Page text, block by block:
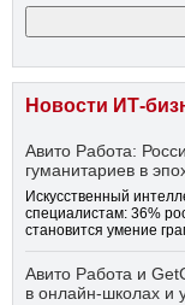
Новости ИТ-
Авито Работа:
гуманитариев в
Искусственный
специалистам: 36%
становится умение
Авито Работа и
в онлайн-школах и